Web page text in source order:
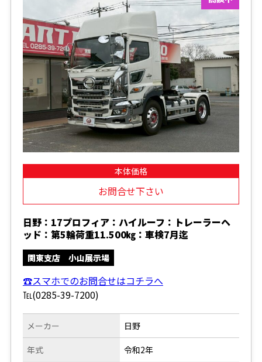
本体価格
お問合せ下さい
日野：17プロフィア：ハイルーフ：トレーラーヘ
ッド：第5輪荷重11.500㎏：車検7月迄
関東支店 小山展示場
☎スマホでのお問合せはコチラへ
℡(0285-39-7200)
メーカー
年式
日野
令和2年